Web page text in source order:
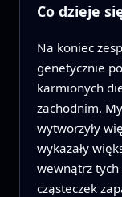
Co dzieje
Na koniec
genetycznie
karmionych
zachodnim.
wytworzyły
wykazały
wewnątrz tych
cząsteczek